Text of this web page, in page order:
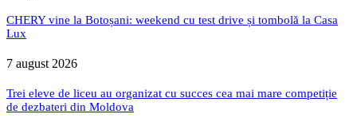
CHERY vine la Botoșani: weekend cu test drive și tombolă la Casa
Lux
7 august 2026
Trei eleve de liceu au organizat cu succes cea mai mare competiție
de dezbateri din Moldova